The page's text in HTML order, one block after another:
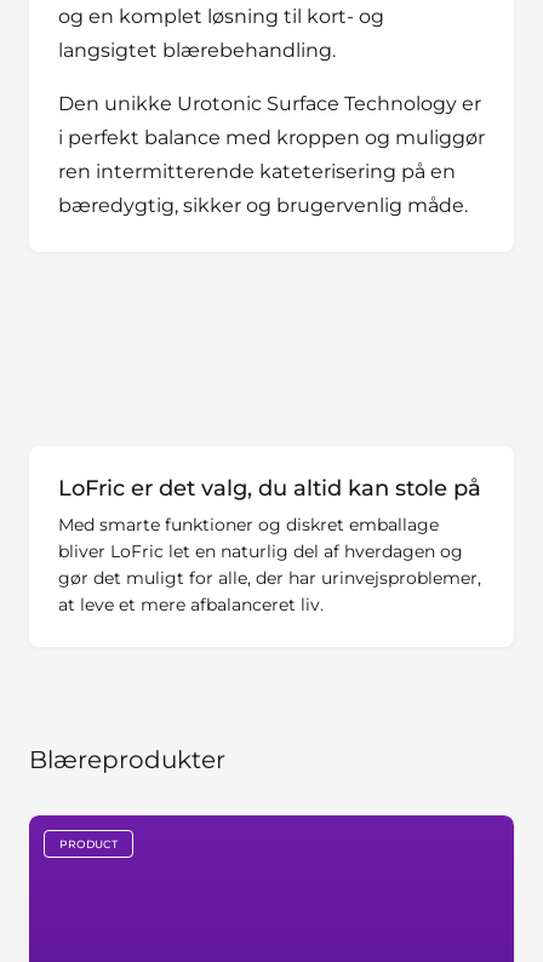
og en komplet løsning til kort- og
langsigtet blærebehandling.
Den unikke Urotonic Surface Technology er
i perfekt balance med kroppen og muliggør
ren intermitterende kateterisering på en
bæredygtig, sikker og brugervenlig måde.
LoFric er det valg, du altid kan stole på
Med smarte funktioner og diskret emballage
bliver LoFric let en naturlig del af hverdagen og
gør det muligt for alle, der har urinvejsproblemer,
at leve et mere afbalanceret liv.
Blæreprodukter
key:global.content-type:
PRODUCT